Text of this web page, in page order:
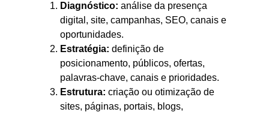
Diagnóstico: análise da presença
digital, site, campanhas, SEO, canais e
oportunidades.
Estratégia: definição de
posicionamento, públicos, ofertas,
palavras-chave, canais e prioridades.
Estrutura: criação ou otimização de
sites, páginas, portais, blogs,